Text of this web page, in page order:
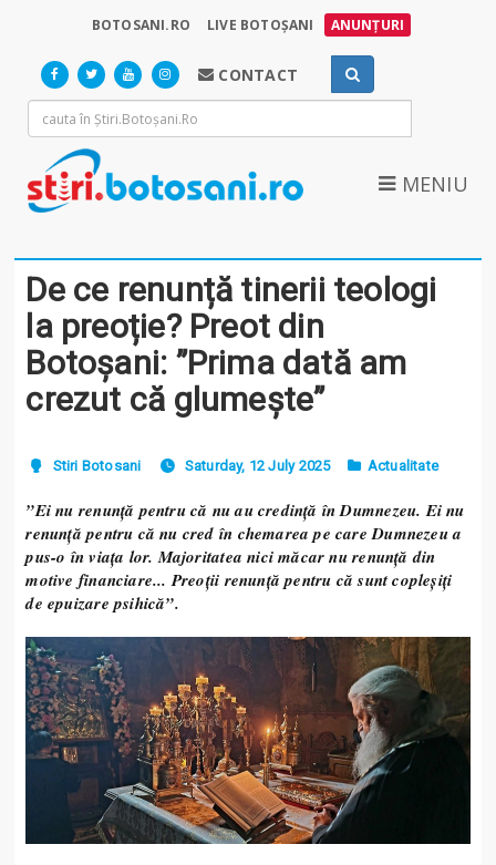
BOTOSANI.RO LIVE BOTOȘANI ANUNȚURI
CONTACT
MENIU
De ce renunță tinerii teologi
la preoție? Preot din
Botoșani: ”Prima dată am
crezut că glumește”
Stiri Botosani Saturday, 12 July 2025 Actualitate
”Ei nu renunță pentru că nu au credință în Dumnezeu. Ei nu
renunță pentru că nu cred în chemarea pe care Dumnezeu a
pus-o în viața lor. Majoritatea nici măcar nu renunță din
motive financiare... Preoții renunță pentru că sunt copleșiți
de epuizare psihică”.